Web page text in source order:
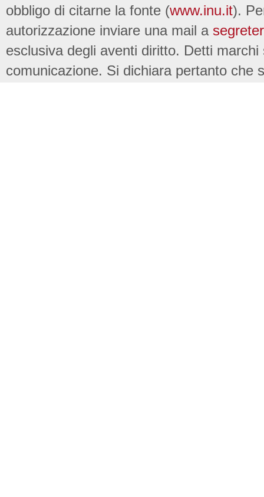
obbligo di citarne la fonte (www.inu.it).
autorizzazione inviare una mail a
esclusiva degli aventi diritto. Detti
comunicazione. Si dichiara pertanto che